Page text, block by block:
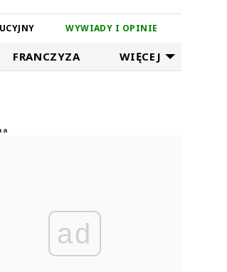
WYWIADY I OPINIE
FRANCZYZA WIĘCEJ
ad